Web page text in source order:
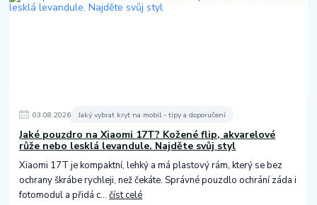
03.08.2026 Jaký vybrat kryt na mobil - tipy a doporučení
Jaké pouzdro na Xiaomi 17T? Kožené flip, akvarelové
růže nebo lesklá levandule. Najděte svůj styl
Xiaomi 17T je kompaktní, lehký a má plastový rám, který se bez
ochrany škrábe rychleji, než čekáte. Správné pouzdlo ochrání záda i
fotomodul a přidá c...číst celé